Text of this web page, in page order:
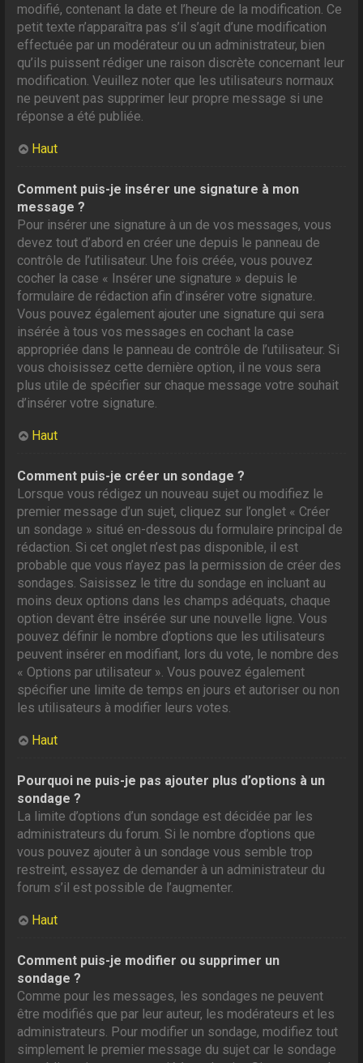
modifié, contenant la date et l’heure de la modification. Ce
petit texte n’apparaîtra pas s’il s’agit d’une modification
effectuée par un modérateur ou un administrateur, bien
qu’ils puissent rédiger une raison discrète concernant leur
modification. Veuillez noter que les utilisateurs normaux
ne peuvent pas supprimer leur propre message si une
réponse a été publiée.
Haut
Comment puis-je insérer une signature à mon
message ?
Pour insérer une signature à un de vos messages, vous
devez tout d’abord en créer une depuis le panneau de
contrôle de l’utilisateur. Une fois créée, vous pouvez
cocher la case « Insérer une signature » depuis le
formulaire de rédaction afin d’insérer votre signature.
Vous pouvez également ajouter une signature qui sera
insérée à tous vos messages en cochant la case
appropriée dans le panneau de contrôle de l’utilisateur. Si
vous choisissez cette dernière option, il ne vous sera
plus utile de spécifier sur chaque message votre souhait
d’insérer votre signature.
Haut
Comment puis-je créer un sondage ?
Lorsque vous rédigez un nouveau sujet ou modifiez le
premier message d’un sujet, cliquez sur l’onglet « Créer
un sondage » situé en-dessous du formulaire principal de
rédaction. Si cet onglet n’est pas disponible, il est
probable que vous n’ayez pas la permission de créer des
sondages. Saisissez le titre du sondage en incluant au
moins deux options dans les champs adéquats, chaque
option devant être insérée sur une nouvelle ligne. Vous
pouvez définir le nombre d’options que les utilisateurs
peuvent insérer en modifiant, lors du vote, le nombre des
« Options par utilisateur ». Vous pouvez également
spécifier une limite de temps en jours et autoriser ou non
les utilisateurs à modifier leurs votes.
Haut
Pourquoi ne puis-je pas ajouter plus d’options à un
sondage ?
La limite d’options d’un sondage est décidée par les
administrateurs du forum. Si le nombre d’options que
vous pouvez ajouter à un sondage vous semble trop
restreint, essayez de demander à un administrateur du
forum s’il est possible de l’augmenter.
Haut
Comment puis-je modifier ou supprimer un
sondage ?
Comme pour les messages, les sondages ne peuvent
être modifiés que par leur auteur, les modérateurs et les
administrateurs. Pour modifier un sondage, modifiez tout
simplement le premier message du sujet car le sondage